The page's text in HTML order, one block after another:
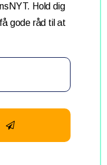
Hold dig
gode råd til at